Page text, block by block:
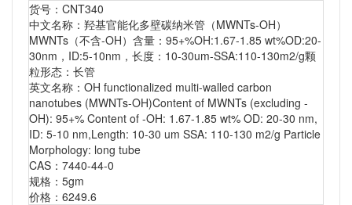
货号：CNT340
中文名称：羟基官能化多壁碳纳米管（MWNTs-OH）
MWNTs（不含-OH）含量：95+%OH:1.67-1.85 wt%OD:20-
30nm，ID:5-10nm，长度：10-30um-SSA:110-130m2/g颗
粒形态：长管
英文名称：OH functionalized multi-walled carbon
nanotubes (MWNTs-OH)Content of MWNTs (excluding -
OH): 95+% Content of -OH: 1.67-1.85 wt% OD: 20-30 nm,
ID: 5-10 nm,Length: 10-30 um SSA: 110-130 m2/g Particle
Morphology: long tube
CAS：7440-44-0
规格：5gm
价格：6249.6